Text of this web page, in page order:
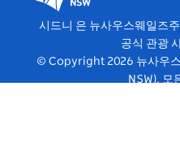
어 센터
비비드 시드니(Vivid
시드니 은 뉴사우스웨일즈
공식 관광
© Copyright 2026 뉴사우
NSW). 모